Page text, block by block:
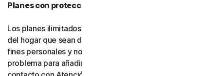
Planes con protección ilimitada de dispositivos
Los planes ilimitados cubren únicamente los dispositivos
del hogar que sean de su propiedad y se utilicen para
fines personales y no comerciales. Si tiene algún
problema para añadir un dispositivo, póngase en